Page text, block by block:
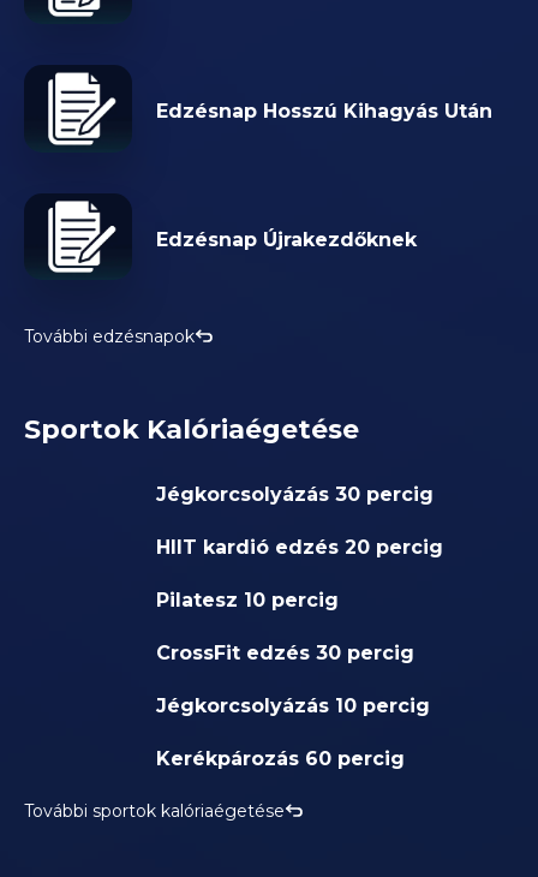
Edzésnap Hosszú Kihagyás Után
Edzésnap Újrakezdőknek
További edzésnapok
Sportok Kalóriaégetése
Jégkorcsolyázás 30 percig
HIIT kardió edzés 20 percig
Pilatesz 10 percig
CrossFit edzés 30 percig
Jégkorcsolyázás 10 percig
Kerékpározás 60 percig
További sportok kalóriaégetése